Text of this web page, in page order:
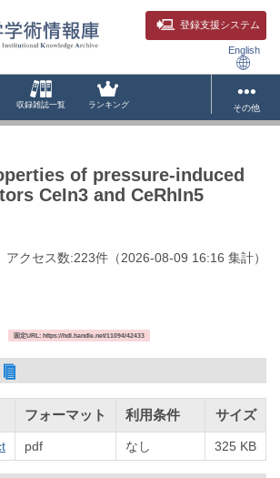
登録支援システム
English
収録雑誌一覧 ランキング その他
of pressure-induced
CeIn3 and CeRhIn5
アクセス数:223件 （2026-08-09 16:16 集計）
固定URL: https://hdl.handle.net/11094/42433
フォーマット 利用条件 サイズ
pdf なし 325 KB